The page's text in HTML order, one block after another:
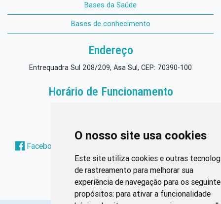
O nosso site usa cookies
Este site utiliza cookies e outras
de rastreamento para melhorar sua
experiência de navegação para os
propósitos: para ativar a funcionalidade
Bases da Saúde
Bases de conhecimento
Endereço
Entrequadra Sul 208/209, Asa Sul, CEP: 70390-100
Horário de Funcionamento
Redes Sociais
Facebook